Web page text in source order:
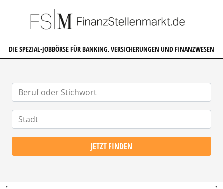
DIE SPEZIAL-JOBBÖRSE FÜR BANKING, VERSICHERUNGEN UND FINANZWESEN
JETZT FINDEN